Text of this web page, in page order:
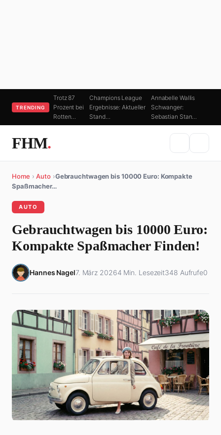
TRENDING
Trotz 87
Prozent bei
Rotten…
Champions League
Ergebnisse: Aktueller
Stand…
Annabelle Wallis
Schwanger:
Sebastian Stan…
FHM.
Home › Auto ›Gebrauchtwagen bis 10000 Euro: Kompakte
Spaßmacher…
AUTO
Gebrauchtwagen bis 10000 Euro:
Kompakte Spaßmacher Finden!
Hannes Nagel7. März 20264 Min. Lesezeit348 Aufrufe0